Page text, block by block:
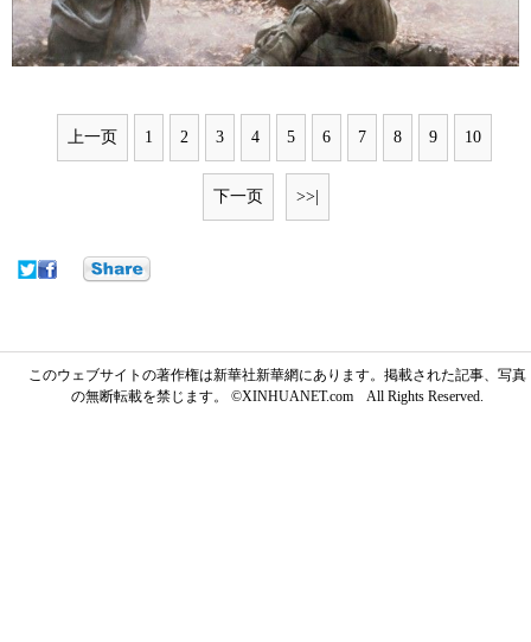
上一页 1 2 3 4 5 6 7 8 9 10
下一页 >>|
このウェブサイトの著作権は新華社新華網にあります。掲載された記事、写真
の無断転載を禁じます。 ©XINHUANET.com All Rights Reserved.